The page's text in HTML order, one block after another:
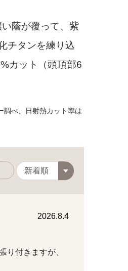
蔭が覆って、紫
チタンを練り込
カット（頭頂部6
調べ、日射熱カット率は
2026.8.4
り付きますが、